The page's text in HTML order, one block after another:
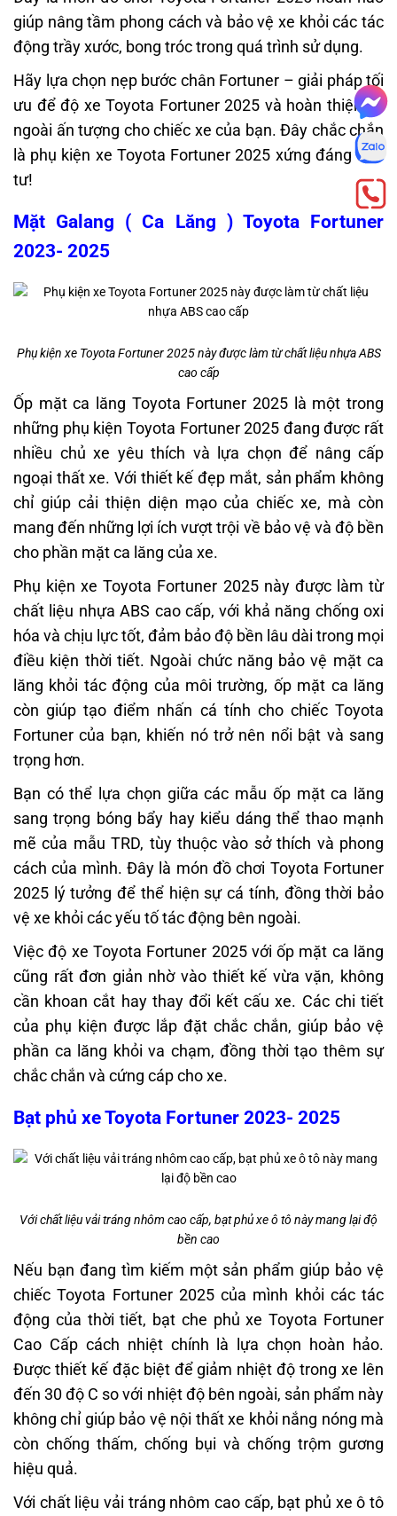
giúp nâng tầm phong cách và bảo vệ xe khỏi các tác
động trầy xước, bong tróc trong quá trình sử dụng.
Hãy lựa chọn nẹp bước chân Fortuner – giải pháp tối
ưu để độ xe Toyota Fortuner 2025 và hoàn thiện vẻ
ngoài ấn tượng cho chiếc xe của bạn. Đây chắc chắn
là phụ kiện xe Toyota Fortuner 2025 xứng đáng đầu
tư!
Mặt Galang ( Ca Lăng ) Toyota Fortuner
2023- 2025
Phụ kiện xe Toyota Fortuner 2025 này được làm từ chất liệu nhựa ABS
cao cấp
Ốp mặt ca lăng Toyota Fortuner 2025 là một trong
những phụ kiện Toyota Fortuner 2025 đang được rất
nhiều chủ xe yêu thích và lựa chọn để nâng cấp
ngoại thất xe. Với thiết kế đẹp mắt, sản phẩm không
chỉ giúp cải thiện diện mạo của chiếc xe, mà còn
mang đến những lợi ích vượt trội về bảo vệ và độ bền
cho phần mặt ca lăng của xe.
Phụ kiện xe Toyota Fortuner 2025 này được làm từ
chất liệu nhựa ABS cao cấp, với khả năng chống oxi
hóa và chịu lực tốt, đảm bảo độ bền lâu dài trong mọi
điều kiện thời tiết. Ngoài chức năng bảo vệ mặt ca
lăng khỏi tác động của môi trường, ốp mặt ca lăng
còn giúp tạo điểm nhấn cá tính cho chiếc Toyota
Fortuner của bạn, khiến nó trở nên nổi bật và sang
trọng hơn.
Bạn có thể lựa chọn giữa các mẫu ốp mặt ca lăng
sang trọng bóng bẩy hay kiểu dáng thể thao mạnh
mẽ của mẫu TRD, tùy thuộc vào sở thích và phong
cách của mình. Đây là món đồ chơi Toyota Fortuner
2025 lý tưởng để thể hiện sự cá tính, đồng thời bảo
vệ xe khỏi các yếu tố tác động bên ngoài.
Việc độ xe Toyota Fortuner 2025 với ốp mặt ca lăng
cũng rất đơn giản nhờ vào thiết kế vừa vặn, không
cần khoan cắt hay thay đổi kết cấu xe. Các chi tiết
của phụ kiện được lắp đặt chắc chắn, giúp bảo vệ
phần ca lăng khỏi va chạm, đồng thời tạo thêm sự
chắc chắn và cứng cáp cho xe.
Bạt phủ xe Toyota Fortuner 2023- 2025
Với chất liệu vải tráng nhôm cao cấp, bạt phủ xe ô tô này mang lại độ
bền cao
Nếu bạn đang tìm kiếm một sản phẩm giúp bảo vệ
chiếc Toyota Fortuner 2025 của mình khỏi các tác
động của thời tiết, bạt che phủ xe Toyota Fortuner
Cao Cấp cách nhiệt chính là lựa chọn hoàn hảo.
Được thiết kế đặc biệt để giảm nhiệt độ trong xe lên
đến 30 độ C so với nhiệt độ bên ngoài, sản phẩm này
không chỉ giúp bảo vệ nội thất xe khỏi nắng nóng mà
còn chống thấm, chống bụi và chống trộm gương
hiệu quả.
Với chất liệu vải tráng nhôm cao cấp, bạt phủ xe ô tô